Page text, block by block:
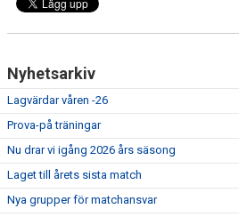
Nyhetsarkiv
Lagvärdar våren -26
Prova-på träningar
Nu drar vi igång 2026 års säsong
Laget till årets sista match
Nya grupper för matchansvar